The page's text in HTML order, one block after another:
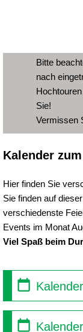
Bitte
nach
Sie!
Vermissen
Kalender
Hier finden Sie
Sie finden auf
verschiedenste
Events im Monat
Viel Spaß beim